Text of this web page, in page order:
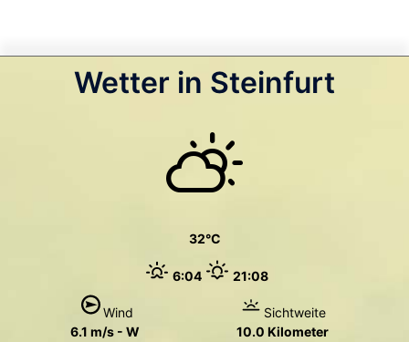
Wetter in Steinfurt
32
6:04 21:08
Wind
6.1 m/s - W
Sichtweite
10.0 Kilometer